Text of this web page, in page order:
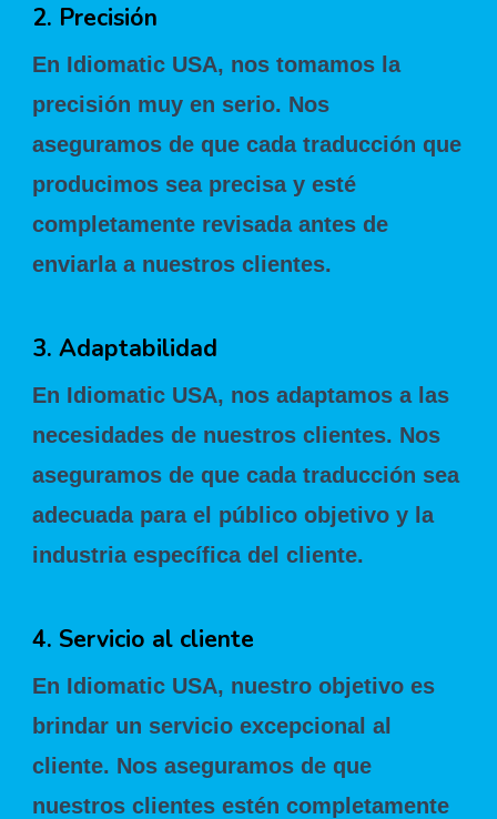
2. Precisión
En Idiomatic USA, nos tomamos la
precisión muy en serio. Nos
aseguramos de que cada traducción que
producimos sea precisa y esté
completamente revisada antes de
enviarla a nuestros clientes.
3. Adaptabilidad
En Idiomatic USA, nos adaptamos a las
necesidades de nuestros clientes. Nos
aseguramos de que cada traducción sea
adecuada para el público objetivo y la
industria específica del cliente.
4. Servicio al cliente
En Idiomatic USA, nuestro objetivo es
brindar un servicio excepcional al
cliente. Nos aseguramos de que
nuestros clientes estén completamente